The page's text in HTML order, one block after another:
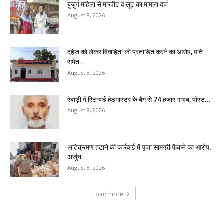
बुजुर्ग महिला से मारपीट व लूट का मामला दर्ज
August 8, 2026
दहेज को लेकर विवाहिता को प्रताड़ित करने का आरोप, पति
समेत...
August 8, 2026
रेवाड़ी में रिटायर्ड हेडमास्टर के बैग से ₹74 हजार गायब, पोस्ट...
August 8, 2026
अतिक्रमण हटाने की कार्रवाई में पूजा सामग्री फेंकने का आरोप,
अर्जुन...
August 8, 2026
Load more